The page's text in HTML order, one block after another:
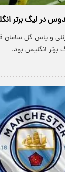
در لیگ برتر
و پاس گل سامان
برتر انگلیس بود.